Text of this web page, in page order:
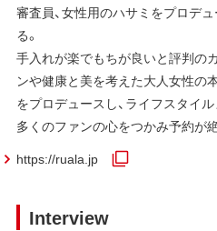
審査員、女性用のハサミをプロデ
る。
手入れが楽でもちが良いと評判の
ンや健康と美を考えた大人女性の
をプロデュースし、ライフスタイ
多くのファンの心をつかみ予約が
https://ruala.jp
Interview